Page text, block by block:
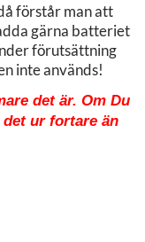
förstår man att
gärna batteriet
förutsättning
inte används!
det är. Om Du
ur fortare än